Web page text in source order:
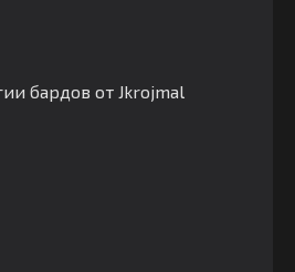
бардов от Jkrojmal